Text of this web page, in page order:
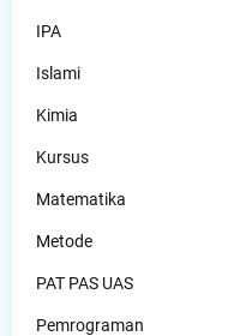
IPA
Islami
Kimia
Kursus
Matematika
Metode
PAT PAS UAS
Pemrograman